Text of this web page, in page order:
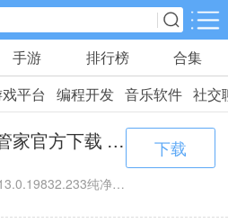
应用分类
闲益智
款手游
角色扮演
38款手游
手游 排行榜
合集
平台 编程开发 音乐软件 社交
家官方下载
纯净版
下载